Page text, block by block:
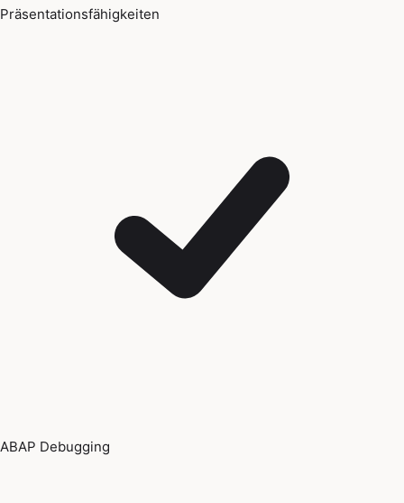
Präsentationsfähigkeiten
ABAP Debugging